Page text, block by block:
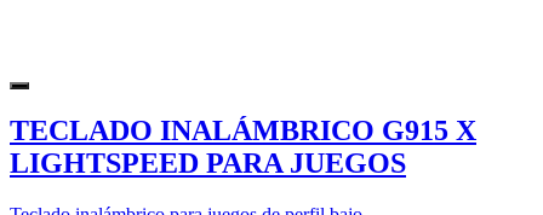
TECLADO INALÁMBRICO G915 X
LIGHTSPEED PARA JUEGOS